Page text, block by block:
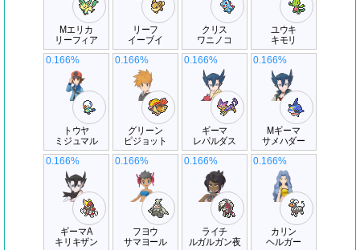
Mエリカ
リーフィア
リーフ
イーブイ
クリス
ワニノコ
ユウキ
キモリ
トウヤ
ミジュマル
0.166%
グリーン
ピジョット
0.166%
ギーマ
レパルダス
0.166%
Mギーマ
サメハダー
0.166%
ギーマA
キリキザン
0.166%
フヨウ
サマヨール
0.166%
ライチ
ルガルガン夜
0.166%
カリン
ヘルガー
0.166%